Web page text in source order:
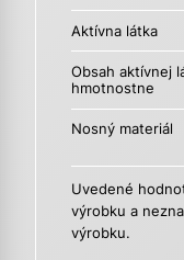
Aktívna látka
Obsah aktívnej
hmotnostne
Nosný materiál
Uvedené
výrobku a
výrobku.